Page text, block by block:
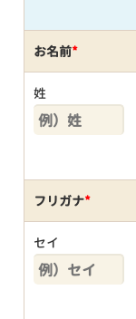
お名前*
姓
フリガナ*
セイ